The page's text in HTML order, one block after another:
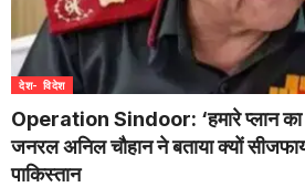
देश- विदेश
Operation Sindoor: ‘हमारे प्लान का
जनरल अनिल चौहान ने बताया क्यों
पाकिस्तान